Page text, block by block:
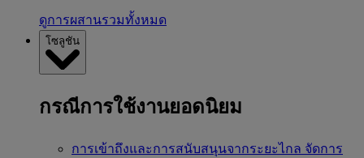
ดูการผสานรวมทั้งหมด
โซลูชัน
กรณีการใช้งานยอดนิยม
การเข้าถึงและการสนับสนุนจากระยะไกล จัดการ